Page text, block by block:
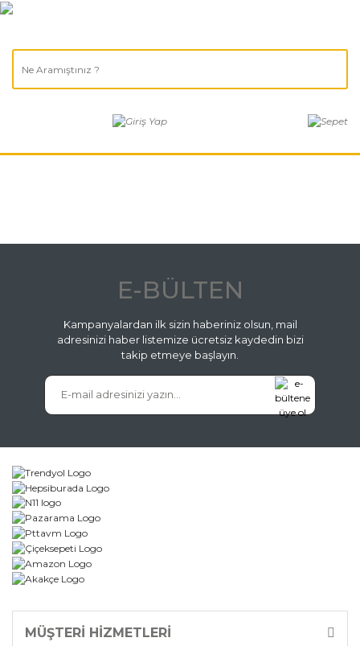
E-BÜLTEN
Kampanyalardan ilk sizin haberiniz olsun, mail
adresinizi haber listemize ücretsiz kaydedin bizi
takip etmeye başlayın.
MÜŞTERİ HİZMETLERİ